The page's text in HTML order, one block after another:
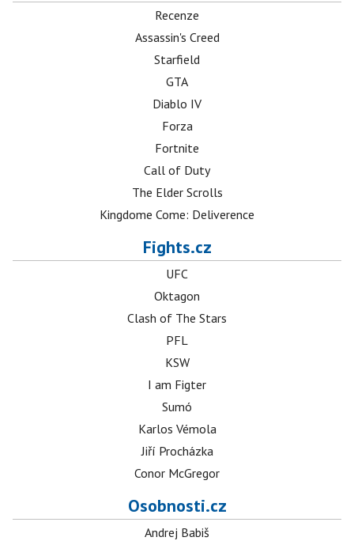
Recenze
Assassin's Creed
Starfield
GTA
Diablo IV
Forza
Fortnite
Call of Duty
The Elder Scrolls
Kingdome Come: Deliverence
Fights.cz
UFC
Oktagon
Clash of The Stars
PFL
KSW
I am Figter
Sumó
Karlos Vémola
Jiří Procházka
Conor McGregor
Osobnosti.cz
Andrej Babiš